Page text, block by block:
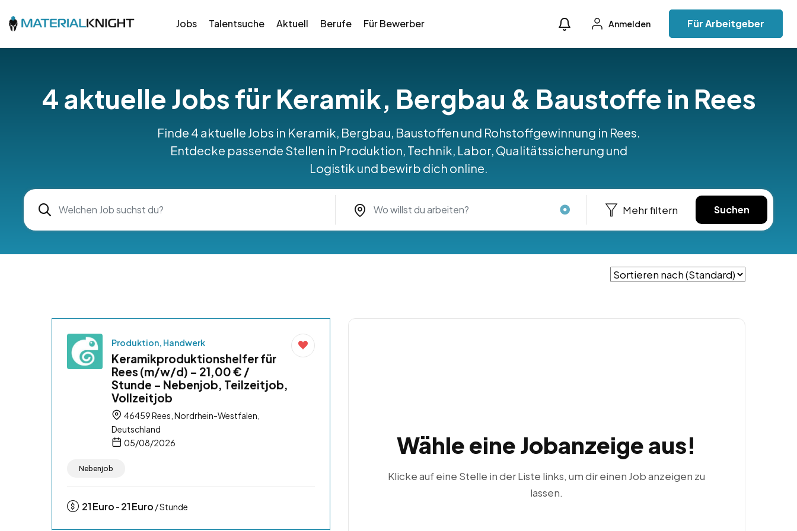
Jobs Talentsuche Aktuell Berufe Für Bewerber Anmelden Für Arbeitgeber
4 aktuelle Jobs für Keramik, Bergbau & Baustoffe in Rees
Finde 4 aktuelle Jobs in Keramik, Bergbau, Baustoffen und Rohstoffgewinnung in Rees.
Entdecke passende Stellen in Produktion, Technik, Labor, Qualitätssicherung und
Logistik und bewirb dich online.
Mehr filtern Suchen
Produktion, Handwerk
Keramikproduktionshelfer für
Rees (m/w/d) – 21,00 € /
Stunde – Nebenjob, Teilzeitjob,
Vollzeitjob
46459 Rees, Nordrhein-Westfalen,
Deutschland
05/08/2026
Nebenjob
21Euro - 21Euro / Stunde
Wähle eine Jobanzeige aus!
Klicke auf eine Stelle in der Liste links, um dir einen Job anzeigen zu
lassen.